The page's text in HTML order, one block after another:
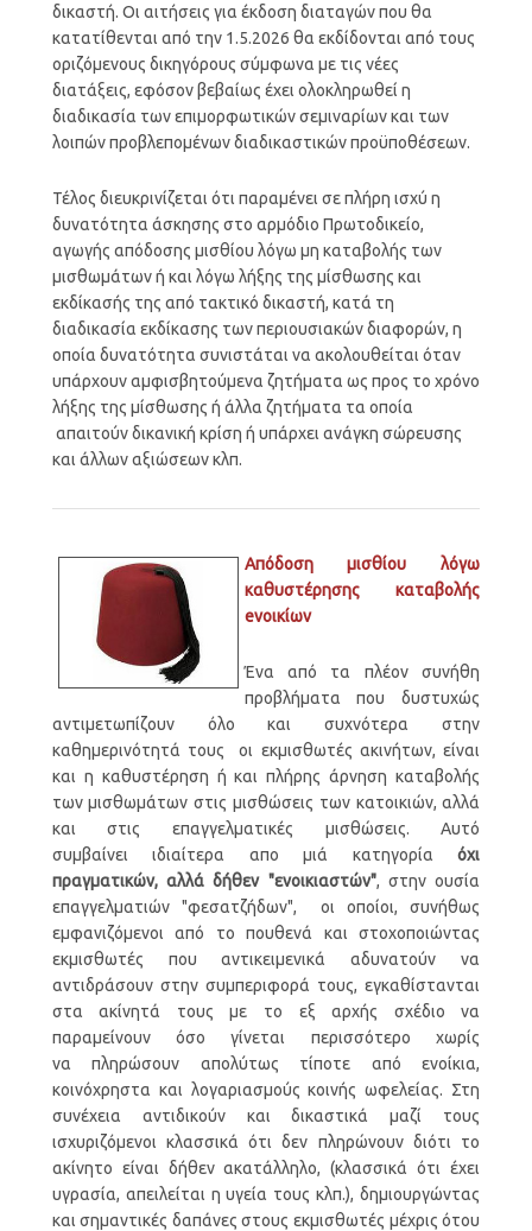
δικαστή. Οι αιτήσεις για έκδοση διαταγών που θα
κατατίθενται από την 1.5.2026 θα εκδίδονται από τους
οριζόμενους δικηγόρους σύμφωνα με τις νέες
διατάξεις, εφόσον βεβαίως έχει ολοκληρωθεί η
διαδικασία των επιμορφωτικών σεμιναρίων και των
λοιπών προβλεπομένων διαδικαστικών προϋποθέσεων.
Τέλος διευκρινίζεται ότι παραμένει σε πλήρη ισχύ η
δυνατότητα άσκησης στο αρμόδιο Πρωτοδικείο,
αγωγής απόδοσης μισθίου λόγω μη καταβολής των
μισθωμάτων ή και λόγω λήξης της μίσθωσης και
εκδίκασής της από τακτικό δικαστή, κατά τη
διαδικασία εκδίκασης των περιουσιακών διαφορών, η
οποία δυνατότητα συνιστάται να ακολουθείται όταν
υπάρχουν αμφισβητούμενα ζητήματα ως προς το χρόνο
λήξης της μίσθωσης ή άλλα ζητήματα τα οποία
απαιτούν δικανική κρίση ή υπάρχει ανάγκη σώρευσης
και άλλων αξιώσεων κλπ.
Απόδοση μισθίου λόγω
καθυστέρησης καταβολής
eνοικίων
Ένα από τα πλέον συνήθη
προβλήματα που δυστυχώς
αντιμετωπίζουν όλο και συχνότερα στην
καθημερινότητά τους οι εκμισθωτές ακινήτων, είναι
και η καθυστέρηση ή και πλήρης άρνηση καταβολής
των μισθωμάτων στις μισθώσεις των κατοικιών, αλλά
και στις επαγγελματικές μισθώσεις. Αυτό
συμβαίνει ιδιαίτερα απο μιά κατηγορίαόχι
πραγματικών, αλλά δήθεν "ενοικιαστών", στην ουσία
επαγγελματιών "φεσατζήδων", οι οποίοι, συνήθως
εμφανιζόμενοι από το πουθενά και στοχοποιώντας
εκμισθωτές που αντικειμενικά αδυνατούν να
αντιδράσουν στην συμπεριφορά τους, εγκαθίστανται
στα ακίνητά τους με το εξ αρχής σχέδιο να
παραμείνουν όσο γίνεται περισσότερο χωρίς
να πληρώσουν απολύτως τίποτε από ενοίκια,
κοινόχρηστα και λογαριασμούς κοινής ωφελείας. Στη
συνέχεια αντιδικούν και δικαστικά μαζί τους
ισχυριζόμενοι κλασσικά ότι δεν πληρώνουν διότι το
ακίνητο είναι δήθεν ακατάλληλο, (κλασσικά ότι έχει
υγρασία, απειλείται η υγεία τους κλπ.), δημιουργώντας
και σημαντικές δαπάνες στους εκμισθωτές μέχρις ότου